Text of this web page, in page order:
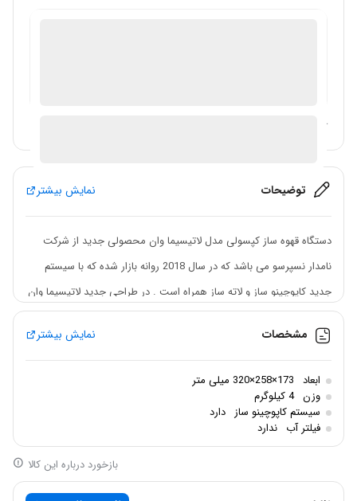
آیا قیمت مناسب تری سراغ دارید؟
توضیحات نمایش بیشتر
دستگاه قهوه ساز کپسولی مدل لاتیسیما وان محصولی جدید از شرکت
نامدار نسپرسو می باشد که در سال 2018 روانه بازار شده که با سیستم
جدید کاپوچینو ساز و لاته ساز همراه است . در طراحی جدید لاتیسیما وان
ریز بیشتر شیر جلوگیری شود . نشانگر های مختلف بر روی سطح مخزن
چه مقدار شیر باید داخل مخزن بریزید و همچنین سیستم جدید کاپوچینو
ساز که ابتدا شیر را به داخل فنجان شما می ریزد و سپس قهوه را . این
محصول برنامه ریزی شده برای سه نوع قهوه می باشد : اسپرسو و لانگو و
ترکیبی همراه با شیر همچون لاته و کاپوچینو ,همچنین به یکی از ویژگی
های خوب این محصول می توان به قیمت ارزانتر آن نسبت به لاتیسیما
مشخصات نمایش بیشتر
ابعاد 173×258×320 میلی متر
وزن 4 کیلوگرم
سیستم کاپوچینو ساز دارد
فیلتر آب ندارد
بازخورد درباره این کالا